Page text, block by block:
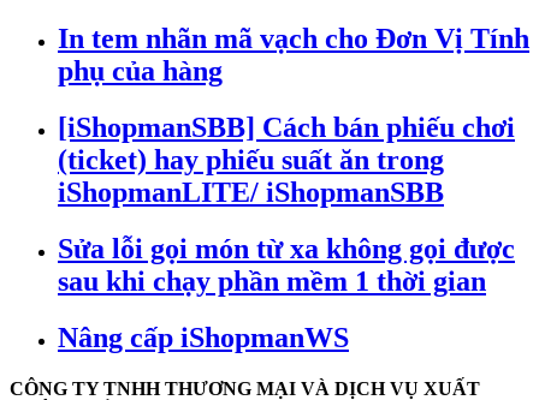
In tem nhãn mã vạch cho Đơn Vị Tính
phụ của hàng
[iShopmanSBB] Cách bán phiếu chơi
(ticket) hay phiếu suất ăn trong
iShopmanLITE/ iShopmanSBB
Sửa lỗi gọi món từ xa không gọi được
sau khi chạy phần mềm 1 thời gian
Nâng cấp iShopmanWS
CÔNG TY TNHH THƯƠNG MẠI VÀ DỊCH VỤ XUẤT